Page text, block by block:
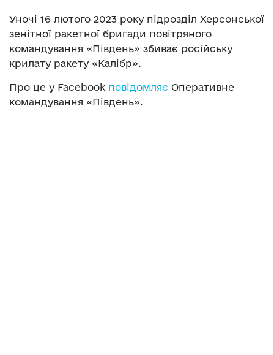
Уночі 16 лютого 2023 року підрозділ Херсонської
зенітної ракетної бригади повітряного
командування «Південь» збиває російську
крилату ракету «Калібр».
Про це у Facebook повідомляє Оперативне
командування «Південь».